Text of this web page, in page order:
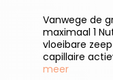
Vanwege de
maximaal 1
vloeibare
capillaire
meer